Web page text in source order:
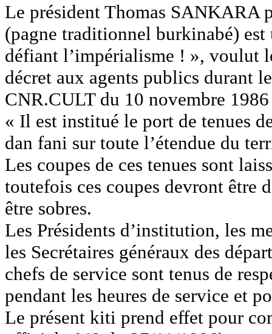
Le président Thomas SANKARA
(pagne traditionnel burkinabé)
défiant l’impérialisme ! », voulut
décret aux agents publics durant
CNR.CULT du 10 novembre
« Il est institué le port de tenues
dan fani sur toute l’étendue du
Les coupes de ces tenues sont
toutefois ces coupes devront être
être sobres.
Les Présidents d’institution, les
les Secrétaires généraux des
chefs de service sont tenus de
pendant les heures de service et
Le présent kiti prend effet pour